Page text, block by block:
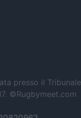
presso il Tribunale
©Rugbymeet.com